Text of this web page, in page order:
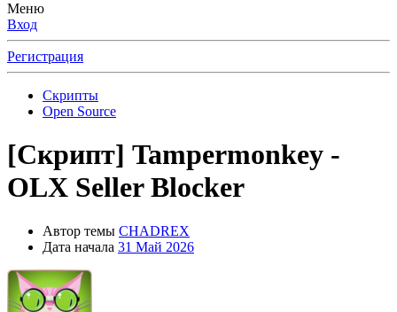
Меню
Вход
Регистрация
Скрипты
Open Source
[Скрипт] Tampermonkey -
OLX Seller Blocker
Автор темы CHADREX
Дата начала 31 Май 2026